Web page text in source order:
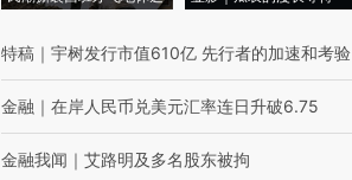
特稿 ｜ 宇树发行市值610亿 先行者的加速和考验
金融 ｜ 在岸人民币兑美元汇率连日升破6.75
金融我闻 ｜ 艾路明及多名股东被拘